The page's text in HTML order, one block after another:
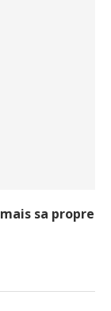
sa propre